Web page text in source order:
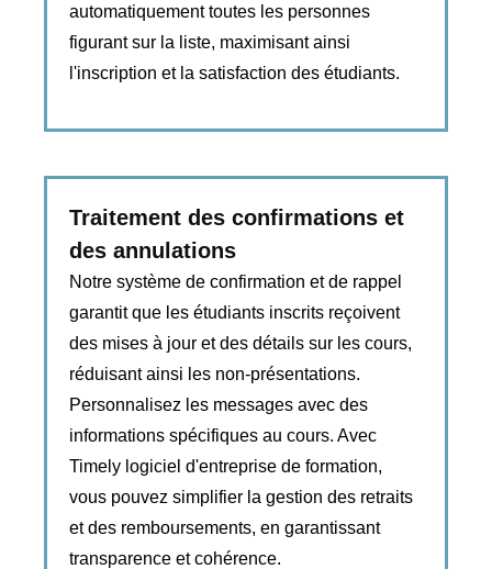
automatiquement toutes les personnes
figurant sur la liste, maximisant ainsi
l'inscription et la satisfaction des étudiants.
Traitement des confirmations et
des annulations
Notre système de confirmation et de rappel
garantit que les étudiants inscrits reçoivent
des mises à jour et des détails sur les cours,
réduisant ainsi les non-présentations.
Personnalisez les messages avec des
informations spécifiques au cours. Avec
Timely logiciel d'entreprise de formation,
vous pouvez simplifier la gestion des retraits
et des remboursements, en garantissant
transparence et cohérence.